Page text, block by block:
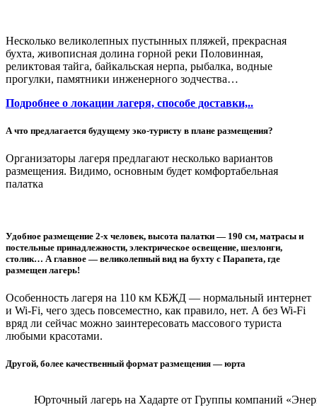
Несколько великолепных пустынных пляжей, прекрасная
бухта, живописная долина горной реки Половинная,
реликтовая тайга, байкальская нерпа, рыбалка, водные
прогулки, памятники инженерного зодчества…
Подробнее о локации лагеря, способе доставки,..
А что предлагается будущему эко-туристу в плане размещения?
Организаторы лагеря предлагают несколько вариантов
размещения. Видимо, основным будет комфортабельная
палатка
Удобное размещение 2-х человек, высота палатки — 190 см, матрасы и
постельные принадлежности, электрическое освещение, шезлонги,
столик… А главное — великолепный вид на бухту с Парапета, где
размещен лагерь!
Особенность лагеря на 110 км КБЖД — нормальный интернет
и Wi-Fi, чего здесь повсеместно, как правило, нет. А без Wi-Fi
вряд ли сейчас можно заинтересовать массового туриста
любыми красотами.
Другой, более качественный формат размещения — юрта
Юрточный лагерь на Хадарте от Группы компаний